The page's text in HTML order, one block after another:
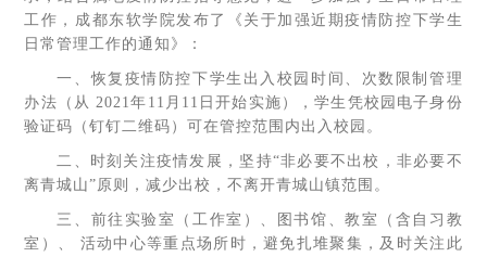
工作，成都东软学院发布了《关于加强近期疫情防控下学生
日常管理工作的通知》：
一、恢复疫情防控下学生出入校园时间、次数限制管理
办法（从 2021年11月11日开始实施），学生凭校园电子身份
验证码（钉钉二维码）可在管控范围内出入校园。
二、时刻关注疫情发展，坚持“非必要不出校，非必要不
离青城山”原则，减少出校，不离开青城山镇范围。
三、前往实验室（工作室）、图书馆、教室（含自习教
室）、 活动中心等重点场所时，避免扎堆聚集，及时关注此